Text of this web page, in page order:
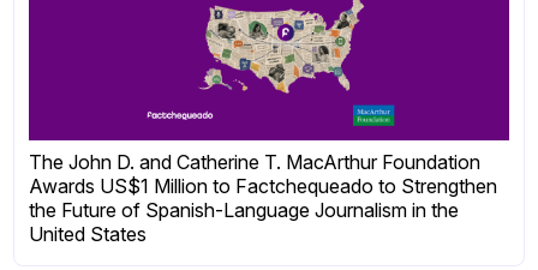
The John D. and Catherine T. MacArthur Foundation
Awards US$1 Million to Factchequeado to Strengthen
the Future of Spanish-Language Journalism in the
United States